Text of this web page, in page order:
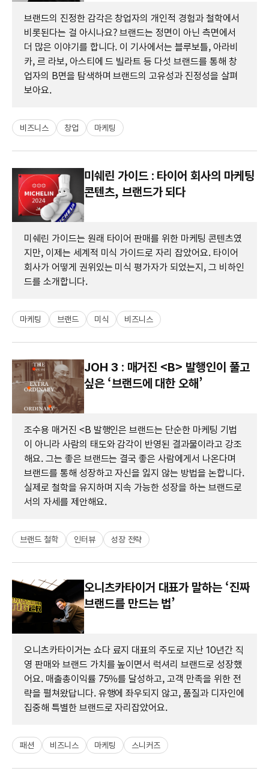
브랜드의 진정한 감각은 창업자의 개인적 경험과 철학에서
비롯된다는 걸 아시나요? 브랜드는 정면이 아닌 측면에서
더 많은 이야기를 합니다. 이 기사에서는 블루보틀, 아라비
카, 르 라보, 아스티에 드 빌라트 등 다섯 브랜드를 통해 창
업자의 B면을 탐색하며 브랜드의 고유성과 진정성을 살펴
보아요.
비즈니스 창업 마케팅
미쉐린 가이드 : 타이어 회사의 마케팅
콘텐츠, 브랜드가 되다
미쉐린 가이드는 원래 타이어 판매를 위한 마케팅 콘텐츠였
지만, 이제는 세계적 미식 가이드로 자리 잡았어요. 타이어
회사가 어떻게 권위있는 미식 평가자가 되었는지, 그 비하인
드를 소개합니다.
마케팅 브랜드 미식 비즈니스
JOH 3 : 매거진 <B> 발행인이 풀고
싶은 ‘브랜드에 대한 오해​’
조수용 매거진 <B 발행인은 브랜드는 단순한 마케팅 기법
이 아니라 사람의 태도와 감각이 반영된 결과물이라고 강조
해요. 그는 좋은 브랜드는 결국 좋은 사람에게서 나온다며
브랜드를 통해 성장하고 자신을 잃지 않는 방법을 논합니다.
실제로 철학을 유지하며 지속 가능한 성장을 하는 브랜드로
서의 자세를 제안해요.
브랜드 철학 인터뷰 성장 전략
오니츠카타이거 대표가 말하는 ‘진짜
브랜드를 만드는 법’
오니츠카타이거는 쇼다 료지 대표의 주도로 지난 10년간 직
영 판매와 브랜드 가치를 높이면서 럭셔리 브랜드로 성장했
어요. 매출총이익률 75%를 달성하고, 고객 만족을 위한 전
략을 펼쳐왔답니다. 유행에 좌우되지 않고, 품질과 디자인에
집중해 특별한 브랜드로 자리잡았어요.
패션 비즈니스 마케팅 스니커즈